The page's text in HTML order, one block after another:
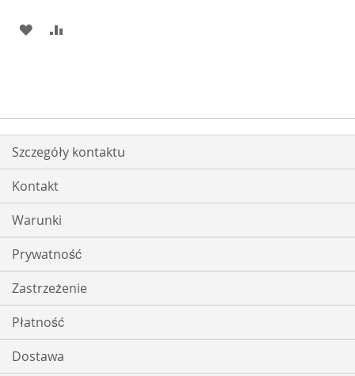
DODAJ
Szczegóły kontaktu
Kontakt
Warunki
Prywatność
Zastrzeżenie
Płatność
Dostawa